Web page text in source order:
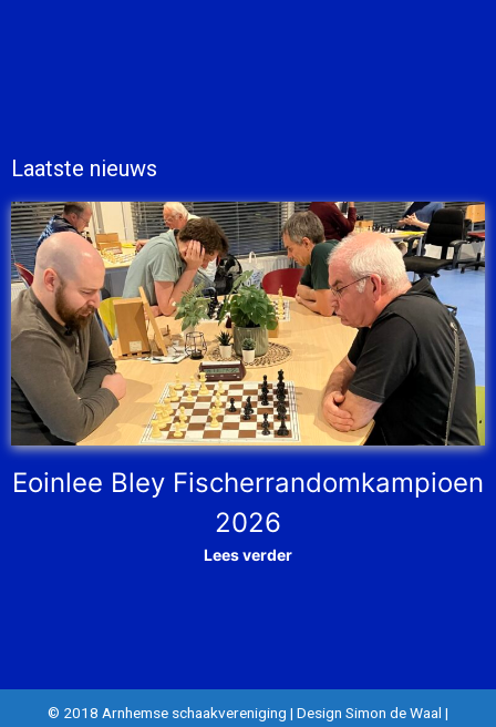
Laatste nieuws
Eoinlee Bley Fischerrandomkampioen
2026
Lees verder
© 2018 Arnhemse schaakvereniging | Design Simon de Waal |